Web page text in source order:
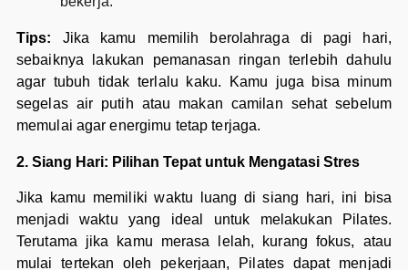
Tips: Jika kamu memilih berolahraga di pagi hari,
sebaiknya lakukan pemanasan ringan terlebih dahulu
agar tubuh tidak terlalu kaku. Kamu juga bisa minum
segelas air putih atau makan camilan sehat sebelum
memulai agar energimu tetap terjaga.
2. Siang Hari: Pilihan Tepat untuk Mengatasi Stres
Jika kamu memiliki waktu luang di siang hari, ini bisa
menjadi waktu yang ideal untuk melakukan Pilates.
Terutama jika kamu merasa lelah, kurang fokus, atau
mulai tertekan oleh pekerjaan, Pilates dapat menjadi